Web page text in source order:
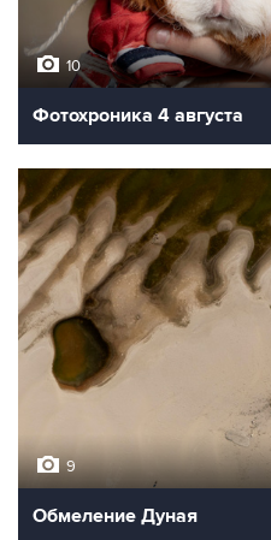
10
Фотохроника 4 августа
9
Обмеление Дуная